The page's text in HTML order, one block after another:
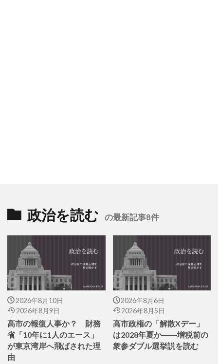
政治を読む の最新記事8件
2026年8月10日
2026年8月9日
高市の報復人事か？ 財務
省「10年に1人のエース」
が東京湾岸へ飛ばされた理
由
2026年8月6日
2026年8月5日
高市政権の「解散Xデー」
は2028年夏か――増税前の
衆参ダブル選挙説を読む